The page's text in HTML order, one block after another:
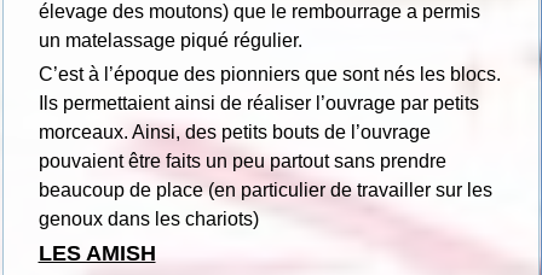
élevage des moutons) que le rembourrage a permis
un matelassage piqué régulier.
C’est à l’époque des pionniers que sont nés les blocs.
Ils permettaient ainsi de réaliser l’ouvrage par petits
morceaux. Ainsi, des petits bouts de l’ouvrage
pouvaient être faits un peu partout sans prendre
beaucoup de place (en particulier de travailler sur les
genoux dans les chariots)
LES AMISH